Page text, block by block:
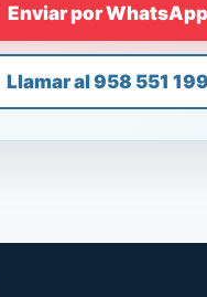
Enviar por WhatsApp
Llamar al 958 551 199